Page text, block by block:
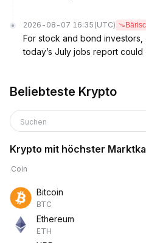
2026-08-07 16:35 (UTC)
For stock and bond
today’s July jobs report
Beliebteste Krypto
Suchen
Krypto mit höchster
Coin
Bitcoin
BTC
Ethereum
ETH